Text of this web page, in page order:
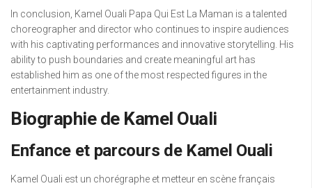
In conclusion, Kamel Ouali Papa Qui Est La Maman is a talented
choreographer and director who continues to inspire audiences
with his captivating performances and innovative storytelling. His
ability to push boundaries and create meaningful art has
established him as one of the most respected figures in the
entertainment industry.
Biographie de Kamel Ouali
Enfance et parcours de Kamel Ouali
Kamel Ouali est un chorégraphe et metteur en scène français